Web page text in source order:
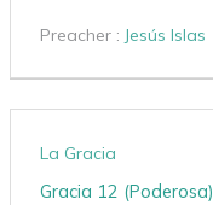
Preacher : Jesús Islas
La Gracia
Gracia 12 (Poderosa)